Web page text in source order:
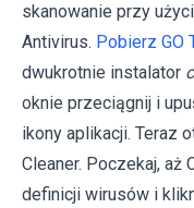
skanowanie przy
Antivirus. Pobierz GO
dwukrotnie instalator
oknie przeciągnij i
ikony aplikacji. Teraz
Cleaner. Poczekaj, aż
definicji wirusów i